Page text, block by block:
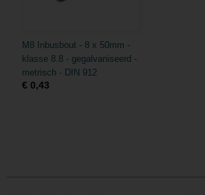
M8 Inbusbout - 8 x 50mm -
klasse 8.8 - gegalvaniseerd -
metrisch - DIN 912
€ 0,43